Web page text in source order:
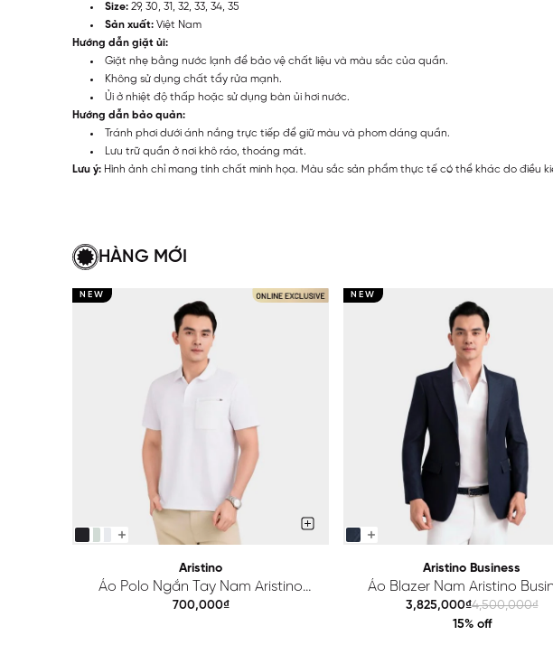
Size: 29, 30, 31, 32, 33, 34, 35
Sản xuất: Việt Nam
Hướng dẫn giặt ủi:
Giặt nhẹ bằng nước lạnh để bảo vệ chất liệu và màu sắc của quần.
Không sử dụng chất tẩy rửa mạnh.
Ủi ở nhiệt độ thấp hoặc sử dụng bàn ủi hơi nước.
Hướng dẫn bảo quản:
Tránh phơi dưới ánh nắng trực tiếp để giữ màu và phom dáng quần.
Lưu trữ quần ở nơi khô ráo, thoáng mát.
Lưu ý: Hình ảnh chỉ mang tính chất minh họa. Màu sắc sản phẩm thực tế có thể khác do điều
HÀNG MỚI
NEW
Aristino
Áo Polo Ngắn Tay Nam Aristino
Regular APS615EDP01
700,000₫
NEW
Aristino Business
Áo Blazer Nam Aristino
Premio 1BZ201S0H2
3,825,000₫4,500,000₫
15% off